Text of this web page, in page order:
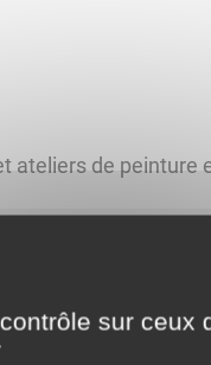
ateliers de peinture
sur ceux